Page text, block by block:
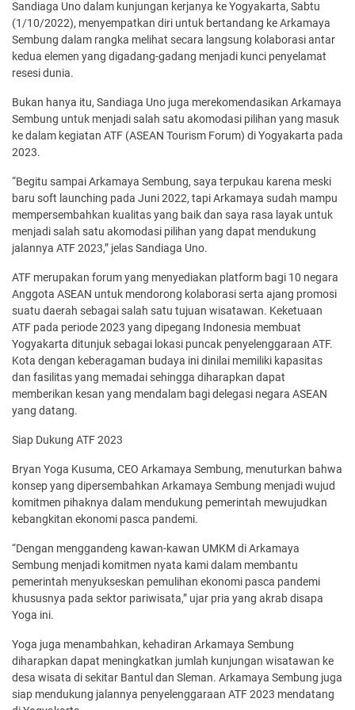
Sandiaga Uno dalam kunjungan kerjanya ke Yogyakarta, Sabtu
(1/10/2022), menyempatkan diri untuk bertandang ke Arkamaya
Sembung dalam rangka melihat secara langsung kolaborasi antar
kedua elemen yang digadang-gadang menjadi kunci penyelamat
resesi dunia.
Bukan hanya itu, Sandiaga Uno juga merekomendasikan Arkamaya
Sembung untuk menjadi salah satu akomodasi pilihan yang masuk
ke dalam kegiatan ATF (ASEAN Tourism Forum) di Yogyakarta pada
2023.
“Begitu sampai Arkamaya Sembung, saya terpukau karena meski
baru soft launching pada Juni 2022, tapi Arkamaya sudah mampu
mempersembahkan kualitas yang baik dan saya rasa layak untuk
menjadi salah satu akomodasi pilihan yang dapat mendukung
jalannya ATF 2023,” jelas Sandiaga Uno.
ATF merupakan forum yang menyediakan platform bagi 10 negara
Anggota ASEAN untuk mendorong kolaborasi serta ajang promosi
suatu daerah sebagai salah satu tujuan wisatawan. Keketuaan
ATF pada periode 2023 yang dipegang Indonesia membuat
Yogyakarta ditunjuk sebagai lokasi puncak penyelenggaraan ATF.
Kota dengan keberagaman budaya ini dinilai memiliki kapasitas
dan fasilitas yang memadai sehingga diharapkan dapat
memberikan kesan yang mendalam bagi delegasi negara ASEAN
yang datang.
Siap Dukung ATF 2023
Bryan Yoga Kusuma, CEO Arkamaya Sembung, menuturkan bahwa
konsep yang dipersembahkan Arkamaya Sembung menjadi wujud
komitmen pihaknya dalam mendukung pemerintah mewujudkan
kebangkitan ekonomi pasca pandemi.
“Dengan menggandeng kawan-kawan UMKM di Arkamaya
Sembung menjadi komitmen nyata kami dalam membantu
pemerintah menyukseskan pemulihan ekonomi pasca pandemi
khususnya pada sektor pariwisata,” ujar pria yang akrab disapa
Yoga ini.
Yoga juga menambahkan, kehadiran Arkamaya Sembung
diharapkan dapat meningkatkan jumlah kunjungan wisatawan ke
desa wisata di sekitar Bantul dan Sleman. Arkamaya Sembung juga
siap mendukung jalannya penyelenggaraan ATF 2023 mendatang